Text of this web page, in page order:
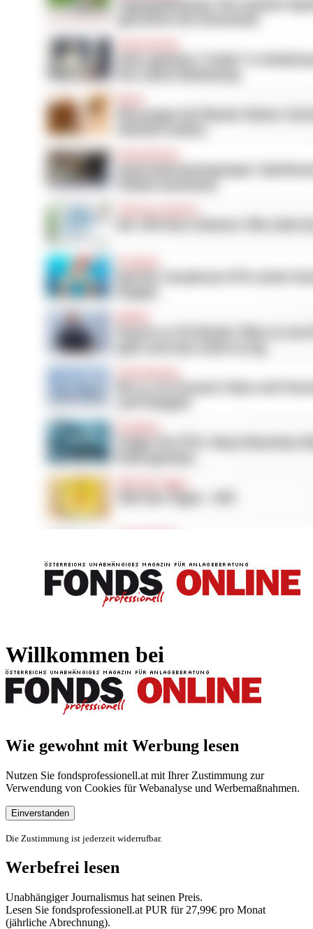
Willkommen bei
Wie gewohnt mit Werbung lesen
Nutzen Sie fondsprofessionell.at mit Ihrer Zustimmung zur
Verwendung von Cookies für Webanalyse und Werbemaßnahmen.
Einverstanden
Die Zustimmung ist jederzeit widerrufbar.
Werbefrei lesen
Unabhängiger Journalismus hat seinen Preis.
Lesen Sie fondsprofessionell.at PUR für 27,99€ pro Monat
(jährliche Abrechnung).